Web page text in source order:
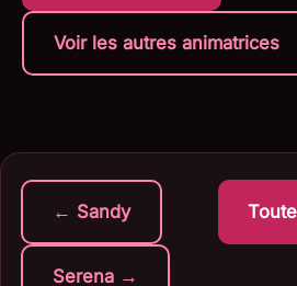
Voir les autres animatrices
← Sandy
Serena →